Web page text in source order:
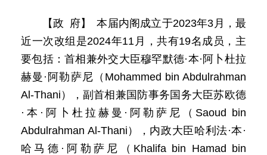
【政 府】 本届内阁成立于2023年3月，最
近一次改组是2024年11月，共有19名成员，主
要包括：首相兼外交大臣穆罕默德·本·阿卜杜拉
赫曼·阿勒萨尼（Mohammed bin Abdulrahman
Al-Thani），副首相兼国防事务国务大臣苏欧德
·本·阿卜杜拉赫曼·阿勒萨尼（Saoud bin
Abdulrahman Al-Thani），内政大臣哈利法·本·
哈马德·阿勒萨尼（Khalifa bin Hamad bin